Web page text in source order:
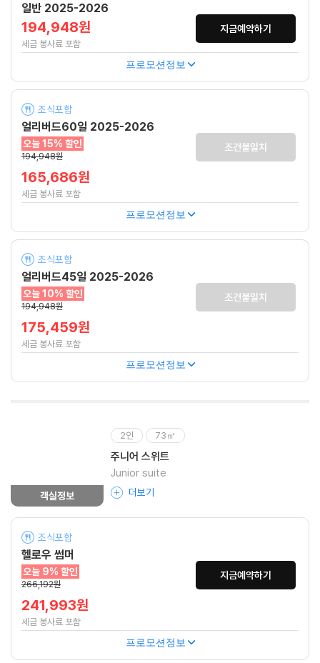
일반 2025-2026
194,948원
세금 봉사료 포함
지금예약하기
프로모션정보
얼리버드60일 2025-2026
조식포함
오늘 15% 할인
194,948원
165,686원
세금 봉사료 포함
조건불일치
프로모션정보
얼리버드45일 2025-2026
조식포함
오늘 10% 할인
194,948원
175,459원
세금 봉사료 포함
조건불일치
프로모션정보
객실정보
2인 73㎡
주니어 스위트
Junior suite
더보기
헬로우 썸머
조식포함
오늘 9% 할인
266,192원
241,993원
세금 봉사료 포함
지금예약하기
프로모션정보